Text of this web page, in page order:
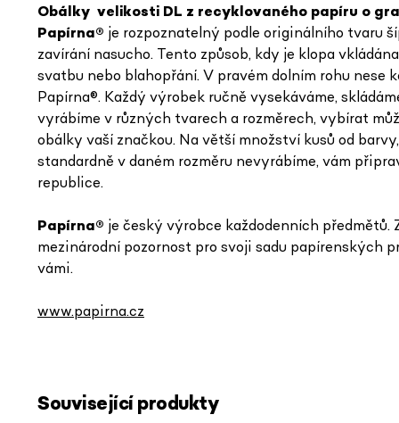
Související produkty
Obálky velikosti DL z recyklovaného papíru o
Papírna® je rozpoznatelný podle originálního tvaru
zavírání nasucho. Tento způsob, kdy je klopa
svatbu nebo blahopřání. V pravém dolním rohu nese
Papírna®. Každý výrobek ručně vysekáváme,
vyrábíme v různých tvarech a rozměrech, vybírat
obálky vaší značkou. Na větší množství kusů od
standardně v daném rozměru nevyrábíme, vám
republice.
Papírna® je český výrobce každodenních předmětů.
mezinárodní pozornost pro svoji sadu papírenských
vámi.
www.papirna.cz